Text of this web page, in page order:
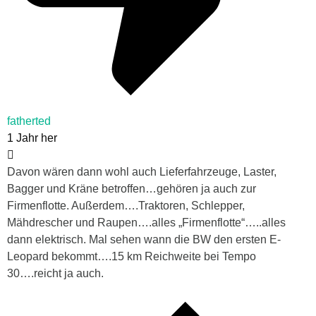
fatherted
1 Jahr her
Davon wären dann wohl auch Lieferfahrzeuge, Laster,
Bagger und Kräne betroffen…gehören ja auch zur
Firmenflotte. Außerdem….Traktoren, Schlepper,
Mähdrescher und Raupen….alles „Firmenflotte“…..alles
dann elektrisch. Mal sehen wann die BW den ersten E-
Leopard bekommt….15 km Reichweite bei Tempo
30….reicht ja auch.